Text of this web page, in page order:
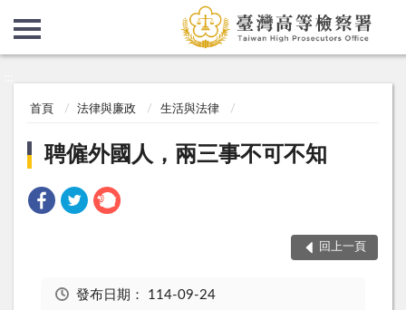
首頁 法律與廉政 生活與法律
聘僱外國人，兩三事不可不知
回上一頁
發布日期： 114-09-24